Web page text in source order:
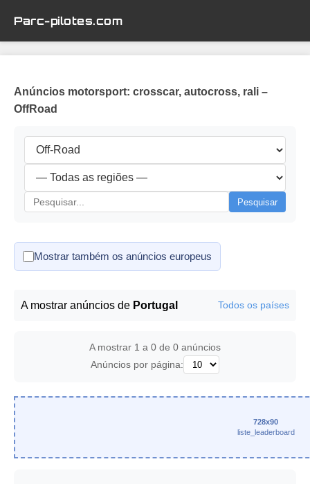
Parc-pilotes.com
Anúncios motorsport: crosscar, autocross, rali –
OffRoad
Pesquisar
Mostrar também os anúncios europeus
A mostrar anúncios de Portugal Todos os países
A mostrar 1 a 0 de 0 anúncios
Anúncios por página:
728x90
liste_leaderboard